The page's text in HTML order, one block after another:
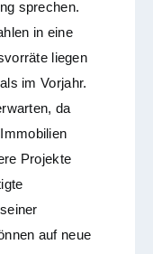
sprechen.
in eine
liegen
im Vorjahr.
da
Projekte
auf neue